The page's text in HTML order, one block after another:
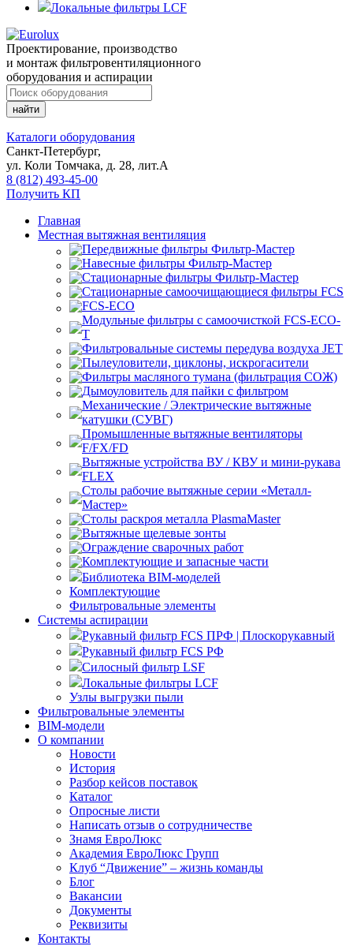
Локальные фильтры LCF
Проектирование, производство
и монтаж фильтровентиляционного
оборудования и аспирации
Каталоги оборудования
Санкт-Петербург,
ул. Коли Томчака, д. 28, лит.А
8 (812) 493-45-00
Получить КП
Главная
Местная вытяжная вентиляция
Передвижные
Навесные
Стационарные
Стационарные самоочищающиеся
FCS
FCS-ECO
Модульные
с самоочисткой FCS-ECO-
T
Фильтровальные системы передува воздуха JET
Пылеуловители, циклоны, искрогасители
Фильтры масляного тумана (фильтрация СОЖ)
Дымоуловитель для пайки с фильтром
Механические / Электрические вытяжные
катушки (СУВГ)
Промышленные вытяжные вентиляторы
F/FX/FD
Вытяжные устройства ВУ / КВУ и мини-рукава
FLEX
Столы рабочие вытяжные серии «Металл-
Мастер»
Столы раскроя металла PlasmaMaster
Вытяжные щелевые зонты
Ограждение сварочных работ
Комплектующие и запасные части
Библиотека BIM-моделей
Комплектующие
Фильтровальные элементы
Системы аспирации
Рукавный фильтр FCS ПРФ | Плоскорукавный
Рукавный фильтр FCS РФ
Силосный фильтр LSF
Локальные фильтры LCF
Узлы выгрузки пыли
Фильтровальные элементы
BIM-модели
О компании
Новости
История
Разбор кейсов поставок
Каталог
Опросные листи
Написать отзыв о сотрудничестве
Знамя ЕвроЛюкс
Академия ЕвроЛюкс Групп
Клуб “Движение” – жизнь команды
Блог
Вакансии
Документы
Реквизиты
Контакты